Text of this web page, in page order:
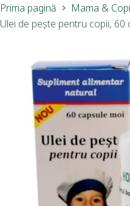
Prima pagină
Mama &
Ulei de pește pentru copii, 60